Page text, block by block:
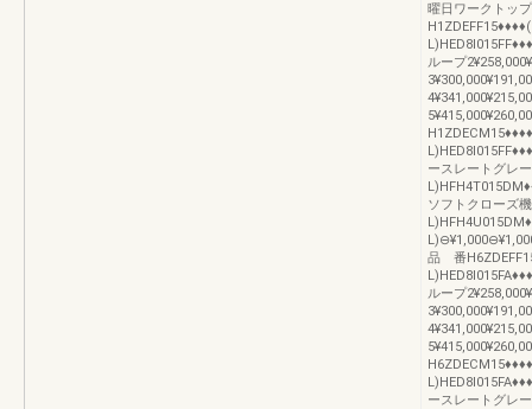
曜日ワークトッ
ループ
ースレートグレ
ソフトクローズ
品 番
ループ
ースレートグレ